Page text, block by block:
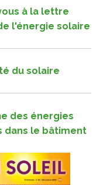
à la lettre
l'énergie solaire
du solaire
des énergies
dans le bâtiment